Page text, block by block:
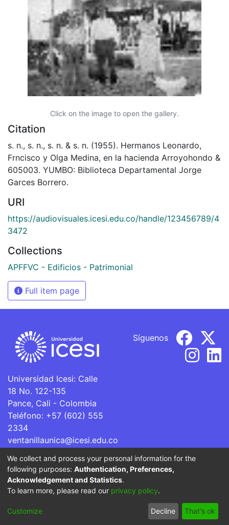
Click on the image to open the gallery.
Citation
s. n., s. n., s. n. & s. n. (1955). Hermanos Leonardo,
Frncisco y Olga Medina, en la hacienda Arroyohondo &
605003. YUMBO: Biblioteca Departamental Jorge
Garces Borrero.
URI
https://audiovisuales.icesi.edu.co/handle/123456789/4
3472
Collections
APFFVC - Edificios - Patrimonial
Full item page
Universidad Icesi: Calle
18 No. 122-135
Pance, Cali - Colombia
Teléfono: +57 (602) 555
2334
ventanillaunica@icesi.edu.co
Síguenos
La Universidad Icesi es una Institución de Educación
Superior que se encuentra sujeta a inspección y vigilancia
por parte del Ministerio de Educación Nacional.
Cookie
End User
Agreement
Send
Feedback
We collect and process your personal information for the
following purposes: Authentication, Preferences,
Acknowledgement and Statistics.
To learn more, please read our privacy policy.
Customize Decline That's ok